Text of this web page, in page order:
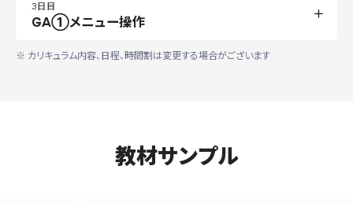
3日目
GA①メニュー操作
※ カリキュラム内容、日程、時間割は変更する場合がございます
教材サンプル